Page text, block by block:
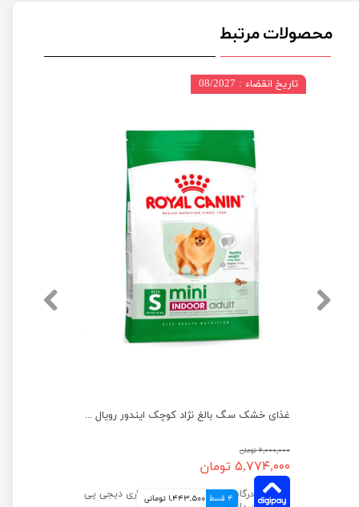
محصولات مرتبط
غذای خشک سگ بالغ نژاد کوچک ایندور رویال کنین وزن 1.5 کیلوگرم
۶,۰۰۰,۰۰۰ تومان
۵,۷۷۴,۰۰۰ تومان
4 قسط 1,443,500 تومانی
تاریخ انقضاء : 08/2027